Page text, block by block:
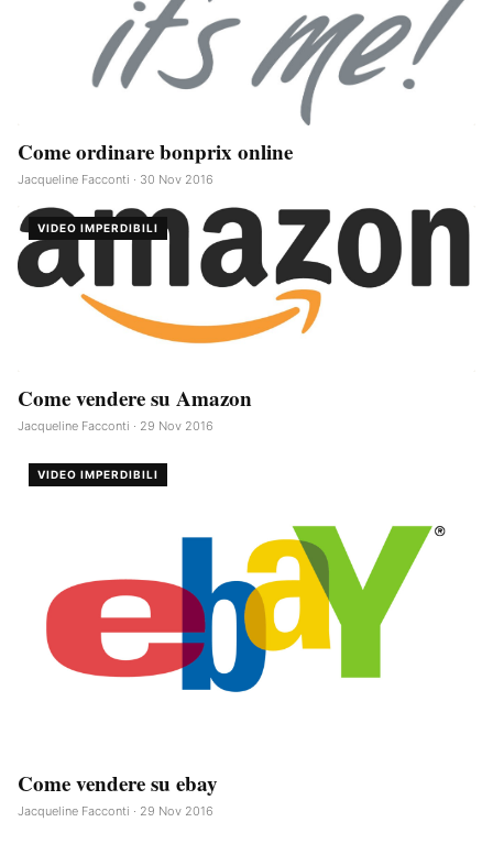
Come ordinare bonprix online
Jacqueline Facconti · 30 Nov 2016
VIDEO IMPERDIBILI
Come vendere su Amazon
Jacqueline Facconti · 29 Nov 2016
VIDEO IMPERDIBILI
Come vendere su ebay
Jacqueline Facconti · 29 Nov 2016